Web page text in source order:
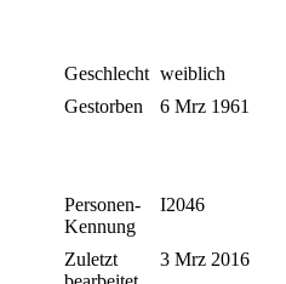
Geschlecht weiblich
Gestorben
6 Mrz 1961
Personen-
Kennung
I2046
Zuletzt
3 Mrz 2016